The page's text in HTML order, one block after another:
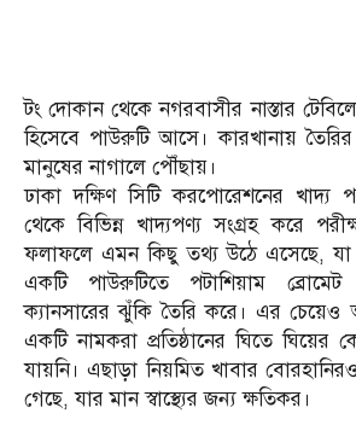
টং দোকান থেকে নগরবাসীর নাস্তার
হিসেবে পাউরুটি আসে। কারখানায়
মানুষের নাগালে পৌঁছায়।
ঢাকা দক্ষিণ সিটি করপোরেশনের খাদ্য
থেকে বিভিন্ন খাদ্যপণ্য সংগ্রহ করে
ফলাফলে এমন কিছু তথ্য উঠে এসেছে,
একটি পাউরুটিতে পটাশিয়াম
ক্যানসারের ঝুঁকি তৈরি করে। এর চেয়েও
একটি নামকরা প্রতিষ্ঠানের ঘিতে ঘিয়ের
যায়নি। এছাড়া নিয়মিত খাবার
গেছে, যার মান স্বাস্থ্যের জন্য ক্ষতিকর।